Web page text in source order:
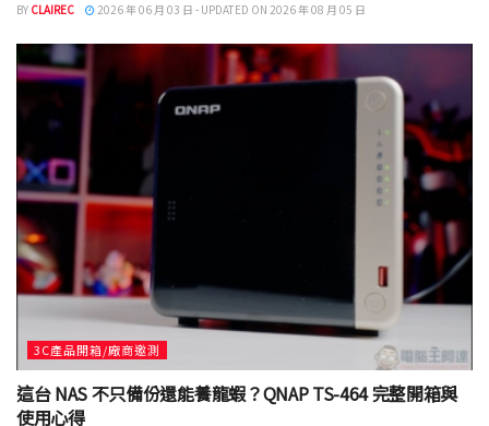
BY CLAIREC 2026 年 06 月 03 日 - UPDATED ON 2026 年 08 月 05 日
3C產品開箱/廠商邀測
這台 NAS 不只備份還能養龍蝦？QNAP TS-464 完整開箱與
使用心得